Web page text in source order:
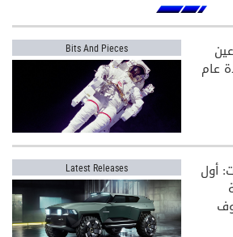
Bits And Pieces
عام
Latest Releases أول